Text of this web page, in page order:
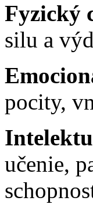
Fyzický
silu a
pocity,
učenie,